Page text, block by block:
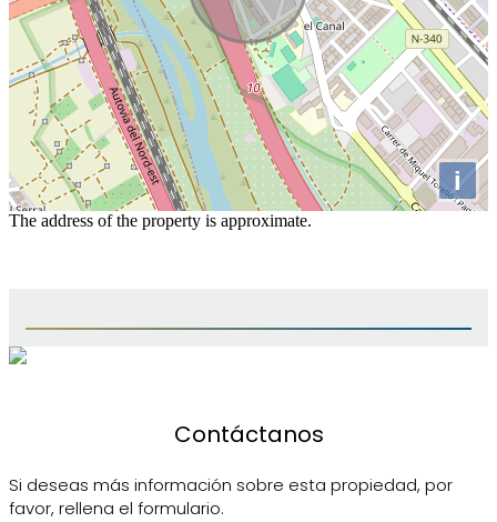
i
The address of the property is approximate.
Contáctanos
Si deseas más información sobre esta propiedad, por
favor, rellena el formulario.